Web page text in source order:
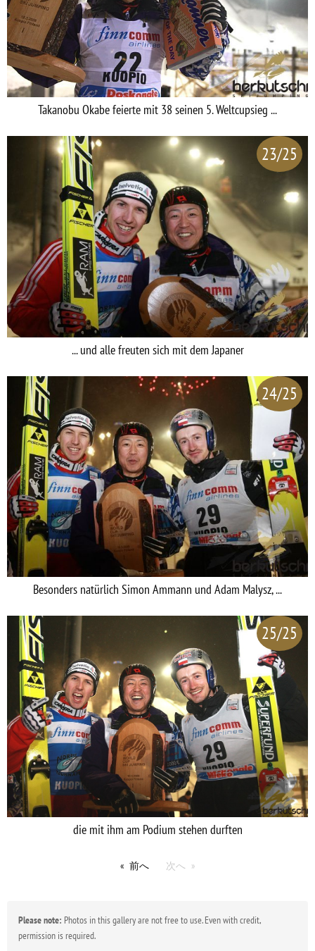
Takanobu Okabe feierte mit 38 seinen 5. Weltcupsieg ...
23/25
... und alle freuten sich mit dem Japaner
24/25
Besonders natürlich Simon Ammann und Adam Malysz, ...
25/25
die mit ihm am Podium stehen durften
前へ 次へ
Please note: Photos in this gallery are not free to use. Even with credit,
permission is required.